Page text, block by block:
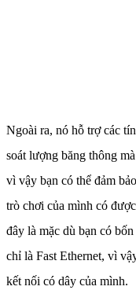
Ngoài ra, nó hỗ trợ các
soát lượng băng thông
vì vậy bạn có thể đảm
trò chơi của mình có
đây là mặc dù bạn có
chỉ là Fast Ethernet, vì
kết nối có dây của mình.